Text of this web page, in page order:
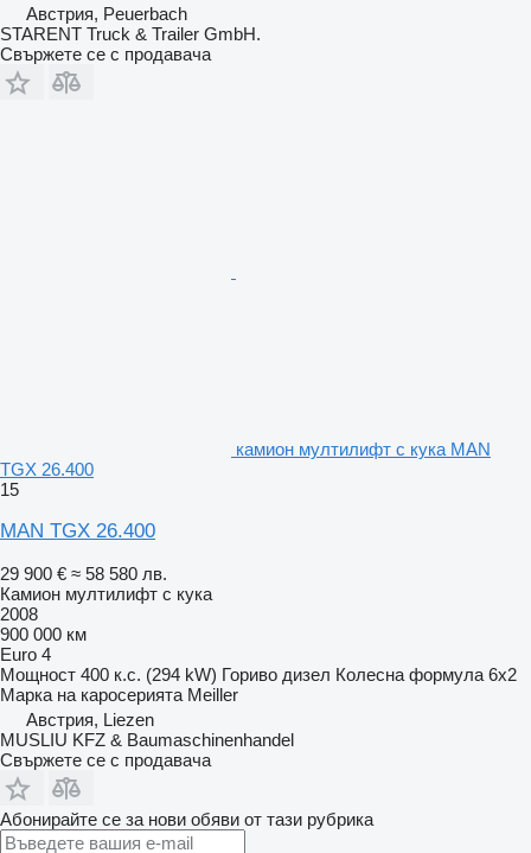
Австрия, Peuerbach
STARENT Truck & Trailer GmbH.
Свържете се с продавача
камион мултилифт с кука MAN
TGX 26.400
15
MAN TGX 26.400
29 900 € ≈ 58 580 лв.
Камион мултилифт с кука
2008
900 000 км
Euro 4
Мощност 400 к.с. (294 kW) Гориво дизел Колесна формула 6x2
Марка на каросерията Meiller
Австрия, Liezen
MUSLIU KFZ & Baumaschinenhandel
Свържете се с продавача
Абонирайте се за нови обяви от тази рубрика